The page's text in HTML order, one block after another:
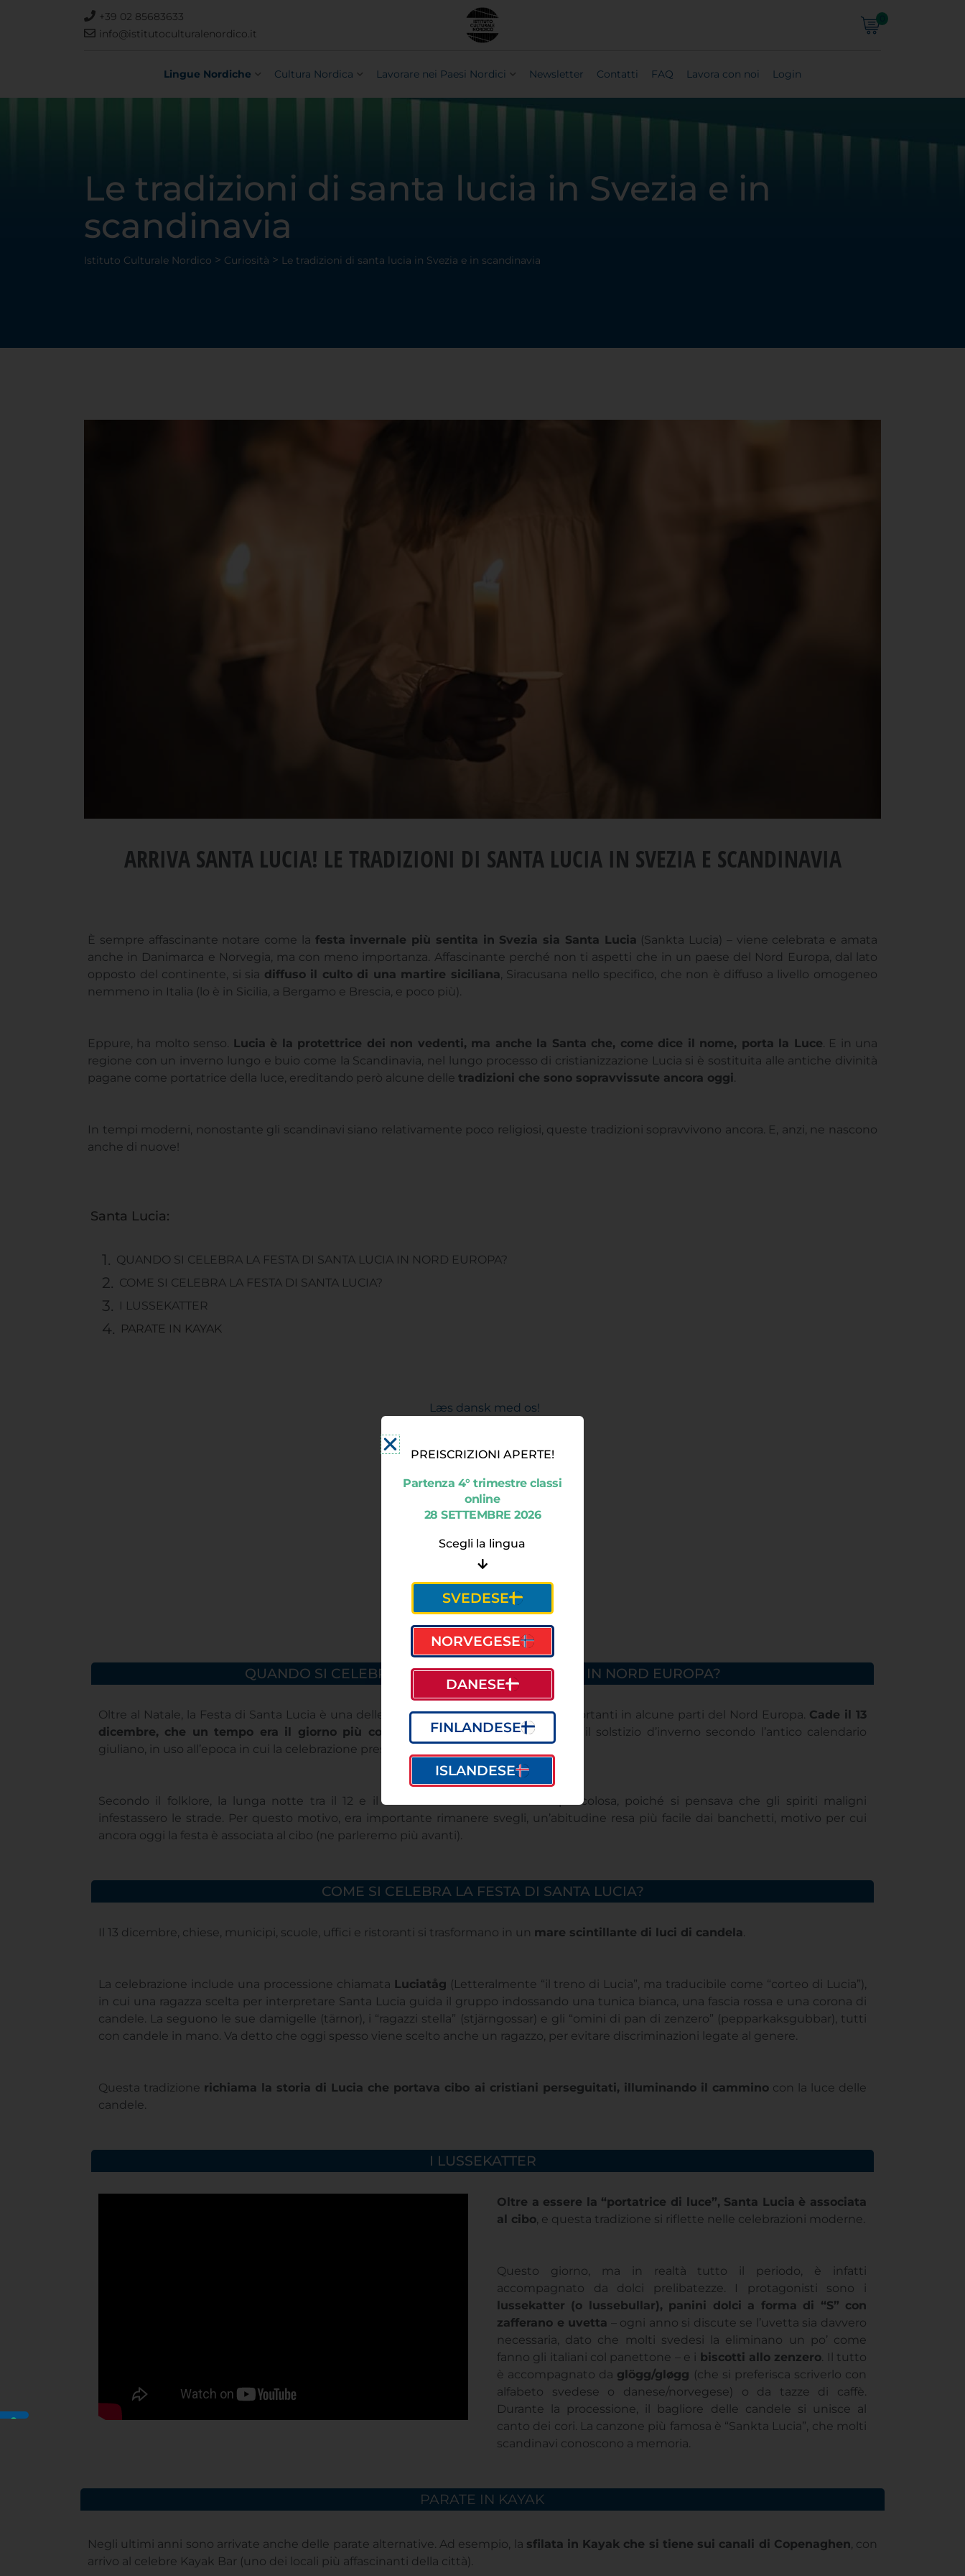
+39 02 85683633
info@istitutoculturalenordico.it
Lingue Nordiche Cultura Nordica Lavorare nei Paesi Nordici Newsletter Contatti FAQ Lavora con noi Login
Le tradizioni di santa lucia in Svezia e in
scandinavia
Istituto Culturale Nordico > Curiosità > Le tradizioni di santa lucia in Svezia e in scandinavia
ARRIVA SANTA LUCIA! LE TRADIZIONI DI SANTA LUCIA IN SVEZIA E SCANDINAVIA
È sempre affascinante notare come la festa invernale più sentita in Svezia sia Santa Lucia (Sankta Lucia) – viene celebrata e amata
anche in Danimarca e Norvegia, ma con meno importanza. Affascinante perché non ti aspetti che in un paese del Nord Europa, dal lato
opposto del continente, si sia diffuso il culto di una martire siciliana, Siracusana nello specifico, che non è diffuso a livello omogeneo
nemmeno in Italia (lo è in Sicilia, a Bergamo e Brescia, e poco più).
Eppure, ha molto senso. Lucia è la protettrice dei non vedenti, ma anche la Santa che, come dice il nome, porta la Luce. E in una
regione con un inverno lungo e buio come la Scandinavia, nel lungo processo di cristianizzazione Lucia si è sostituita alle antiche divinità
pagane come portatrice della luce, ereditando però alcune delle tradizioni che sono sopravvissute ancora oggi.
In tempi moderni, nonostante gli scandinavi siano relativamente poco religiosi, queste tradizioni sopravvivono ancora. E, anzi, ne nascono
anche di nuove!
Santa Lucia:
QUANDO SI CELEBRA LA FESTA DI SANTA LUCIA IN NORD EUROPA?
COME SI CELEBRA LA FESTA DI SANTA LUCIA?
I LUSSEKATTER
PARATE IN KAYAK
Læs dansk med os!
Opiskele suomea kanssamme!
Lærðu íslensku með okkur!
Lær norsk med oss!
Läs svenska med oss!
Studia con noi!
QUANDO SI CELEBRA LA FESTA DI SANTA LUCIA IN NORD EUROPA?
Oltre al Natale, la Festa di Santa Lucia è una delle celebrazioni di dicembre più importanti in alcune parti del Nord Europa. Cade il 13
dicembre, che un tempo era il giorno più corto dell’anno, in coincidenza con il solstizio d’inverno secondo l’antico calendario
giuliano, in uso all’epoca in cui la celebrazione prese forma.
Secondo il folklore, la lunga notte tra il 12 e il 13 dicembre era considerata pericolosa, poiché si pensava che gli spiriti maligni
infestassero le strade. Per questo motivo, era importante rimanere svegli, un’abitudine resa più facile dai banchetti, motivo per cui
ancora oggi la festa è associata al cibo (ne parleremo più avanti).
COME SI CELEBRA LA FESTA DI SANTA LUCIA?
Il 13 dicembre, chiese, municipi, scuole, uffici e ristoranti si trasformano in un mare scintillante di luci di candela.
La celebrazione include una processione chiamata Luciatåg (Letteralmente “il treno di Lucia”, ma traducibile come “corteo di Lucia”),
in cui una ragazza scelta per interpretare Santa Lucia guida il gruppo indossando una tunica bianca, una fascia rossa e una corona di
candele. La seguono le sue damigelle (tärnor), i “ragazzi stella” (stjärngossar) e gli “omini di pan di zenzero” (pepparkaksgubbar), tutti
con candele in mano. Va detto che oggi spesso viene scelto anche un ragazzo, per evitare discriminazioni legate al genere.
Questa tradizione richiama la storia di Lucia che portava cibo ai cristiani perseguitati, illuminando il camminocon la luce delle
candele.
I LUSSEKATTER
Oltre a essere la “portatrice di luce”, Santa Lucia è associata
al cibo, e questa tradizione si riflette nelle celebrazioni moderne.
Questo giorno, ma in realtà tutto il periodo, è infatti
accompagnato da dolci prelibatezze. I protagonisti sono i
lussekatter (o lussebullar), panini dolci a forma di “S” con
zafferano e uvetta – ogni anno si discute se l’uvetta sia davvero
necessaria, dato che molti svedesi la eliminano un po’ come
fanno gli italiani col panettone – e i biscotti allo zenzero. Il tutto
è accompagnato da glögg/gløgg (che si preferisca scriverlo con
alfabeto svedese o danese/norvegese) o da tazze di caffè.
Durante la processione, il bagliore delle candele si unisce al
canto dei cori. La canzone più famosa è “Sankta Lucia”, che molti
scandinavi conoscono a memoria.
PARATE IN KAYAK
Negli ultimi anni sono arrivate anche delle parate alternative. Ad esempio, la sfilata in Kayak che si tiene sui canali di Copenaghen, con
arrivo al celebre Kayak Bar (uno dei locali più affascinanti della città).
PREISCRIZIONI APERTE!
Partenza 4° trimestre classi
online
28 SETTEMBRE 2026
Scegli la lingua
SVEDESE
NORVEGESE
DANESE
FINLANDESE
ISLANDESE